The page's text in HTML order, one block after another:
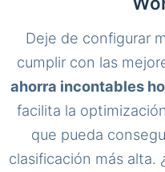
Deje de configurar
cumplir con las
ahorra incontables
facilita la
que pueda
clasificación más alta.